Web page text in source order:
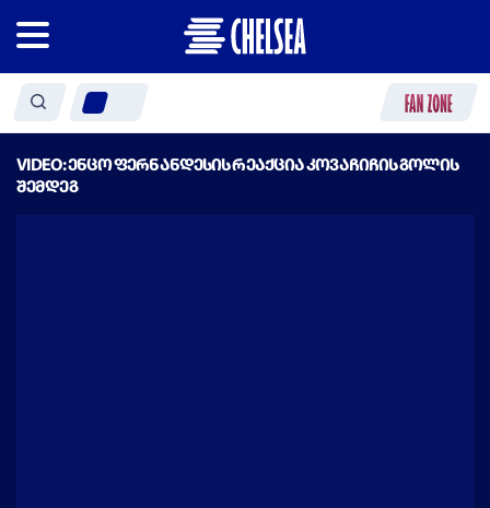
VIDEO: ენცო ფერნანდესის რეაქცია კოვაჩიჩის გოლის
შემდეგ